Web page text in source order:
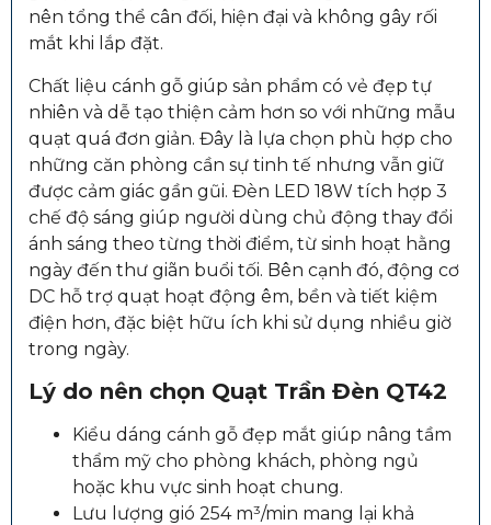
nên tổng thể cân đối, hiện đại và không gây rối
mắt khi lắp đặt.
Chất liệu cánh gỗ giúp sản phẩm có vẻ đẹp tự
nhiên và dễ tạo thiện cảm hơn so với những mẫu
quạt quá đơn giản. Đây là lựa chọn phù hợp cho
những căn phòng cần sự tinh tế nhưng vẫn giữ
được cảm giác gần gũi. Đèn LED 18W tích hợp 3
chế độ sáng giúp người dùng chủ động thay đổi
ánh sáng theo từng thời điểm, từ sinh hoạt hằng
ngày đến thư giãn buổi tối. Bên cạnh đó, động cơ
DC hỗ trợ quạt hoạt động êm, bền và tiết kiệm
điện hơn, đặc biệt hữu ích khi sử dụng nhiều giờ
trong ngày.
Lý do nên chọn Quạt Trần Đèn QT42
Kiểu dáng cánh gỗ đẹp mắt giúp nâng tầm
thẩm mỹ cho phòng khách, phòng ngủ
hoặc khu vực sinh hoạt chung.
Lưu lượng gió 254 m³/min mang lại khả